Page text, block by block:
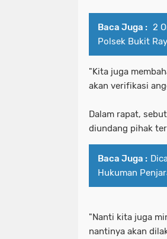
Baca Juga : 2
Polsek Bukit
"Kita juga
akan verifikasi
Dalam rapat,
diundang pihak
Baca Juga :
Hukuman
"Nanti kita juga
nantinya akan